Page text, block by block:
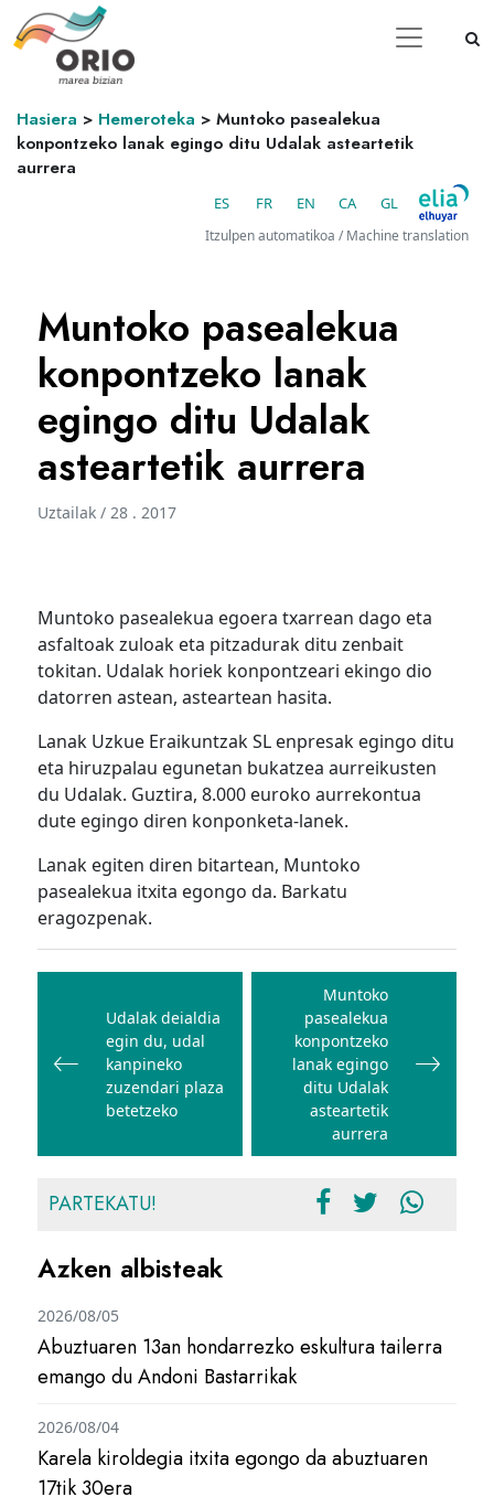
Hasiera > Hemeroteka > Muntoko pasealekua
konpontzeko lanak egingo ditu Udalak asteartetik
aurrera
ES FR EN CA GL
Itzulpen automatikoa / Machine translation
Muntoko pasealekua
konpontzeko lanak
egingo ditu Udalak
asteartetik aurrera
Uztailak / 28 . 2017
Muntoko pasealekua egoera txarrean dago eta
asfaltoak zuloak eta pitzadurak ditu zenbait
tokitan. Udalak horiek konpontzeari ekingo dio
datorren astean, asteartean hasita.
Lanak Uzkue Eraikuntzak SL enpresak egingo ditu
eta hiruzpalau egunetan bukatzea aurreikusten
du Udalak. Guztira, 8.000 euroko aurrekontua
dute egingo diren konponketa-lanek.
Lanak egiten diren bitartean, Muntoko
pasealekua itxita egongo da. Barkatu
eragozpenak.
Bidalketetan
nabigatuUdalak deialdia
egin du, udal
kanpineko
zuzendari plaza
betetzeko
Muntoko
pasealekua
konpontzeko
lanak egingo
ditu Udalak
asteartetik
aurrera
PARTEKATU!
Azken albisteak
Abuztuaren 13an hondarrezko eskultura tailerra
emango du Andoni Bastarrikak
2026/08/05
Karela kiroldegia itxita egongo da abuztuaren
17tik 30era
2026/08/04